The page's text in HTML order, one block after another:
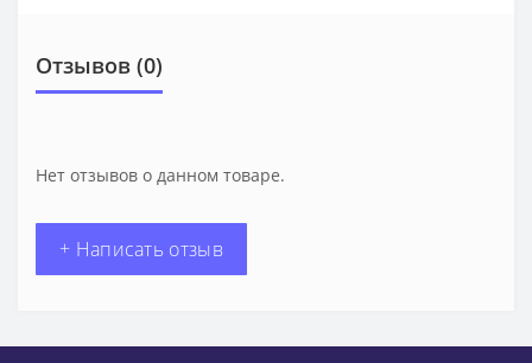
Отзывов (0)
Нет отзывов о данном товаре.
+ Написать отзыв